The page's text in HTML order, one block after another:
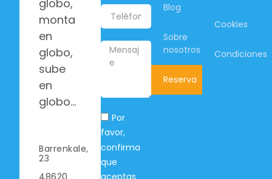
globo,
monta
en
globo,
sube
en
globo…
Barrenkale,
23
Blog
Sobre
nosotros
Reserva
Cookies
Condiciones
Por
favor,
confirma
que
aceptas